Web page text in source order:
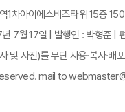
1차아이에스비즈타워 15층
7월 17일 | 발행인 : 박형준 |
및 사진)를 무단 사용·복사·배
mail to